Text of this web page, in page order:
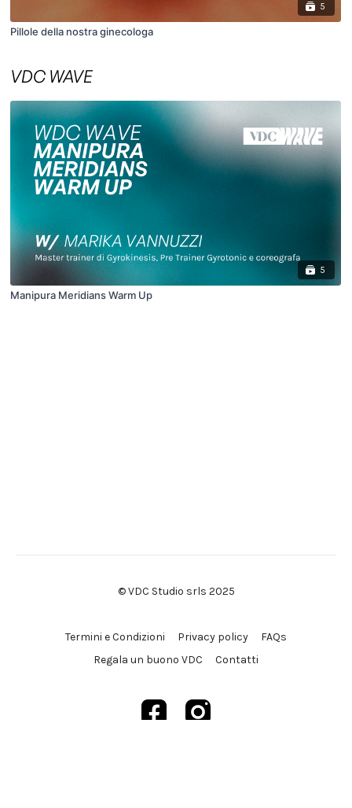
5
Pillole della nostra ginecologa
VDC WAVE
5
Manipura Meridians Warm Up
© VDC Studio srls 2025
Termini e Condizioni Privacy policy
FAQs
Regala un buono VDC
Contatti